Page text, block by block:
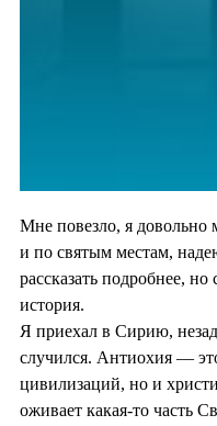
Мне повезло, я довольно
и по святым местам,
рассказать подробнее,
история.
Я приехал в Сирию,
случился. Антиохия —
цивилизаций, но и
оживает какая-то часть